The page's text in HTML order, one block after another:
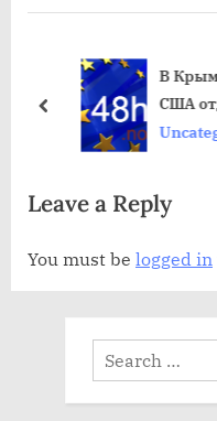
у
я
п
с
у
а
а
и
В Крыму
США
пред
Leave a Reply
You must be logged in
Search
for: